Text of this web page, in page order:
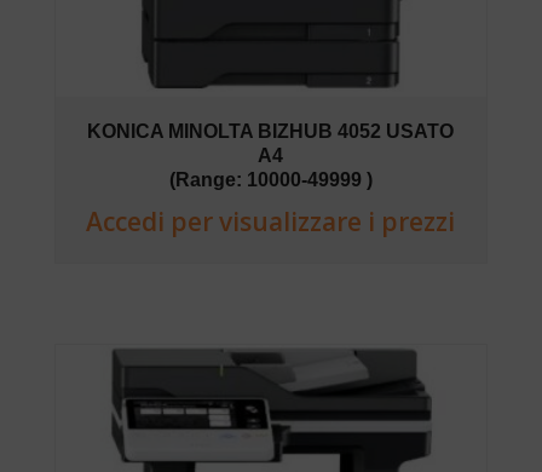
KONICA MINOLTA BIZHUB 4052 USATO
A4
(Range: 10000-49999 )
Accedi per visualizzare i prezzi